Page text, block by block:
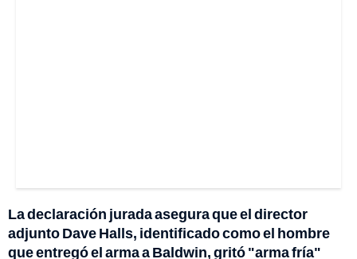
La declaración jurada asegura que el director
adjunto Dave Halls, identificado como el hombre
que entregó el arma a Baldwin, gritó "arma fría"